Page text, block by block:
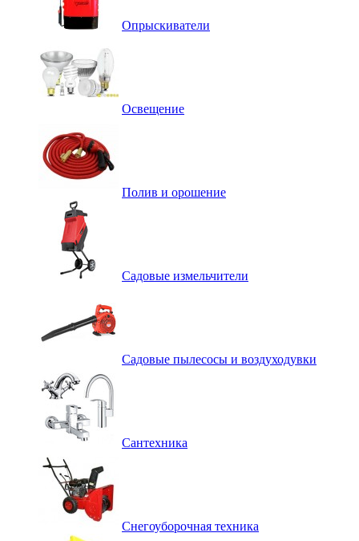
Опрыскиватели
Освещение
Полив и орошение
Садовые измельчители
Садовые пылесосы и воздуходувки
Сантехника
Снегоуборочная техника